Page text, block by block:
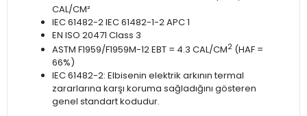
CAL/CM²
IEC 61482-2 IEC 61482-1-2 APC 1
EN ISO 20471 Class 3
ASTM F1959/F1959M-12 EBT = 4.3 CAL/CM2 (HAF =
66%)
IEC 61482-2: Elbisenin elektrik arkının termal
zararlarına karşı koruma sağladığını gösteren
genel standart kodudur.